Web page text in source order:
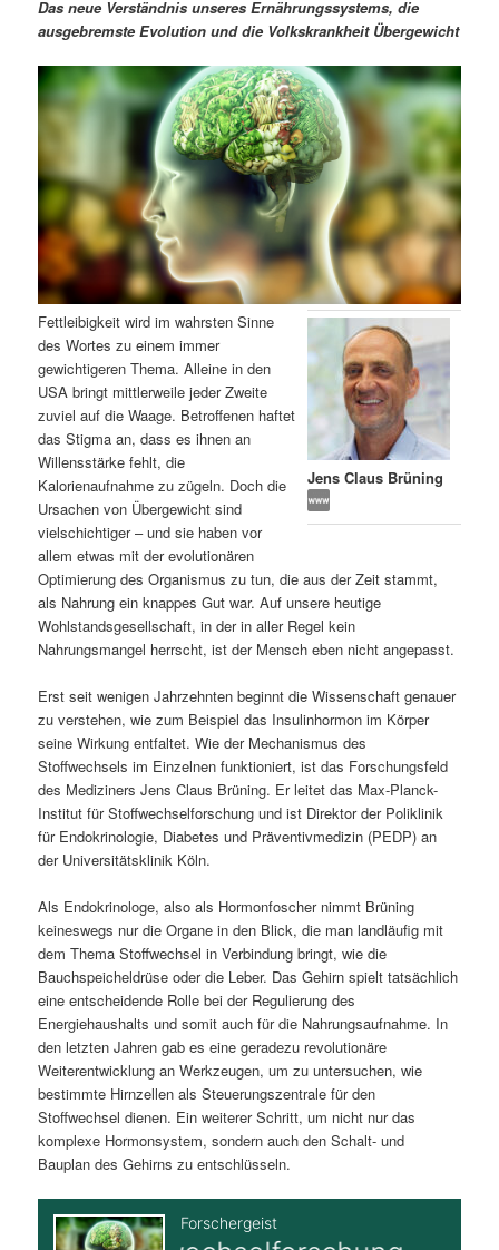
r
n
I
n
a
l
t
s
p
r
n
g
e
n
d
r
e
n
n
h
a
l
t
s
r
i
n
g
e
n
n
a
i
g
i
o
n
Das neue Verständnis unseres Ernährungssystems, die
ausgebremste Evolution und die Volkskrankheit Übergewicht
Jens Claus Brüning
Fettleibigkeit wird im wahrsten Sinne
des Wortes zu einem immer
gewichtigeren Thema. Alleine in den
USA bringt mittlerweile jeder Zweite
zuviel auf die Waage. Betroffenen haftet
das Stigma an, dass es ihnen an
Willensstärke fehlt, die
Kalorienaufnahme zu zügeln. Doch die
Ursachen von Übergewicht sind
vielschichtiger – und sie haben vor
allem etwas mit der evolutionären
Optimierung des Organismus zu tun, die aus der Zeit stammt,
als Nahrung ein knappes Gut war. Auf unsere heutige
Wohlstandsgesellschaft, in der in aller Regel kein
Nahrungsmangel herrscht, ist der Mensch eben nicht angepasst.
Erst seit wenigen Jahrzehnten beginnt die Wissenschaft genauer
zu verstehen, wie zum Beispiel das Insulinhormon im Körper
seine Wirkung entfaltet. Wie der Mechanismus des
Stoffwechsels im Einzelnen funktioniert, ist das Forschungsfeld
des Mediziners Jens Claus Brüning. Er leitet das Max-Planck-
Institut für Stoffwechselforschung und ist Direktor der Poliklinik
für Endokrinologie, Diabetes und Präventivmedizin (PEDP) an
der Universitätsklinik Köln.
Als Endokrinologe, also als Hormonfoscher nimmt Brüning
keineswegs nur die Organe in den Blick, die man landläufig mit
dem Thema Stoffwechsel in Verbindung bringt, wie die
Bauchspeicheldrüse oder die Leber. Das Gehirn spielt tatsächlich
eine entscheidende Rolle bei der Regulierung des
Energiehaushalts und somit auch für die Nahrungsaufnahme. In
den letzten Jahren gab es eine geradezu revolutionäre
Weiterentwicklung an Werkzeugen, um zu untersuchen, wie
bestimmte Hirnzellen als Steuerungszentrale für den
Stoffwechsel dienen. Ein weiterer Schritt, um nicht nur das
komplexe Hormonsystem, sondern auch den Schalt- und
Bauplan des Gehirns zu entschlüsseln.